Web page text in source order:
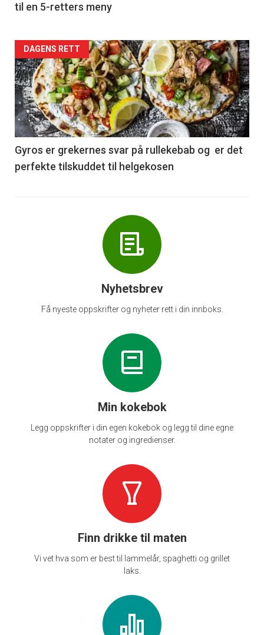
til en 5-retters meny
Forsiden
akkurat
nå
-
6
DAGENS RETT
Gyros er grekernes svar på rullekebab og er det
perfekte tilskuddet til helgekosen
Nyhetsbrev
Få nyeste oppskrifter og nyheter rett i din innboks.
Min kokebok
Legg oppskrifter i din egen kokebok og legg til dine egne
notater og ingredienser.
Finn drikke til maten
Vi vet hva som er best til lammelår, spaghetti og grillet
laks.